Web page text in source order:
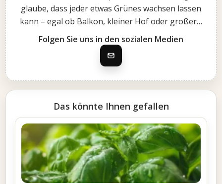
glaube, dass jeder etwas Grünes wachsen lassen
kann – egal ob Balkon, kleiner Hof oder großer…
Folgen Sie uns in den sozialen Medien
Das könnte Ihnen gefallen